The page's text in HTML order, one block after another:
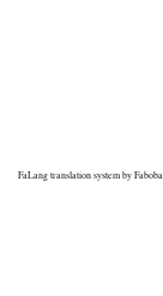
FaLang translation system by Faboba